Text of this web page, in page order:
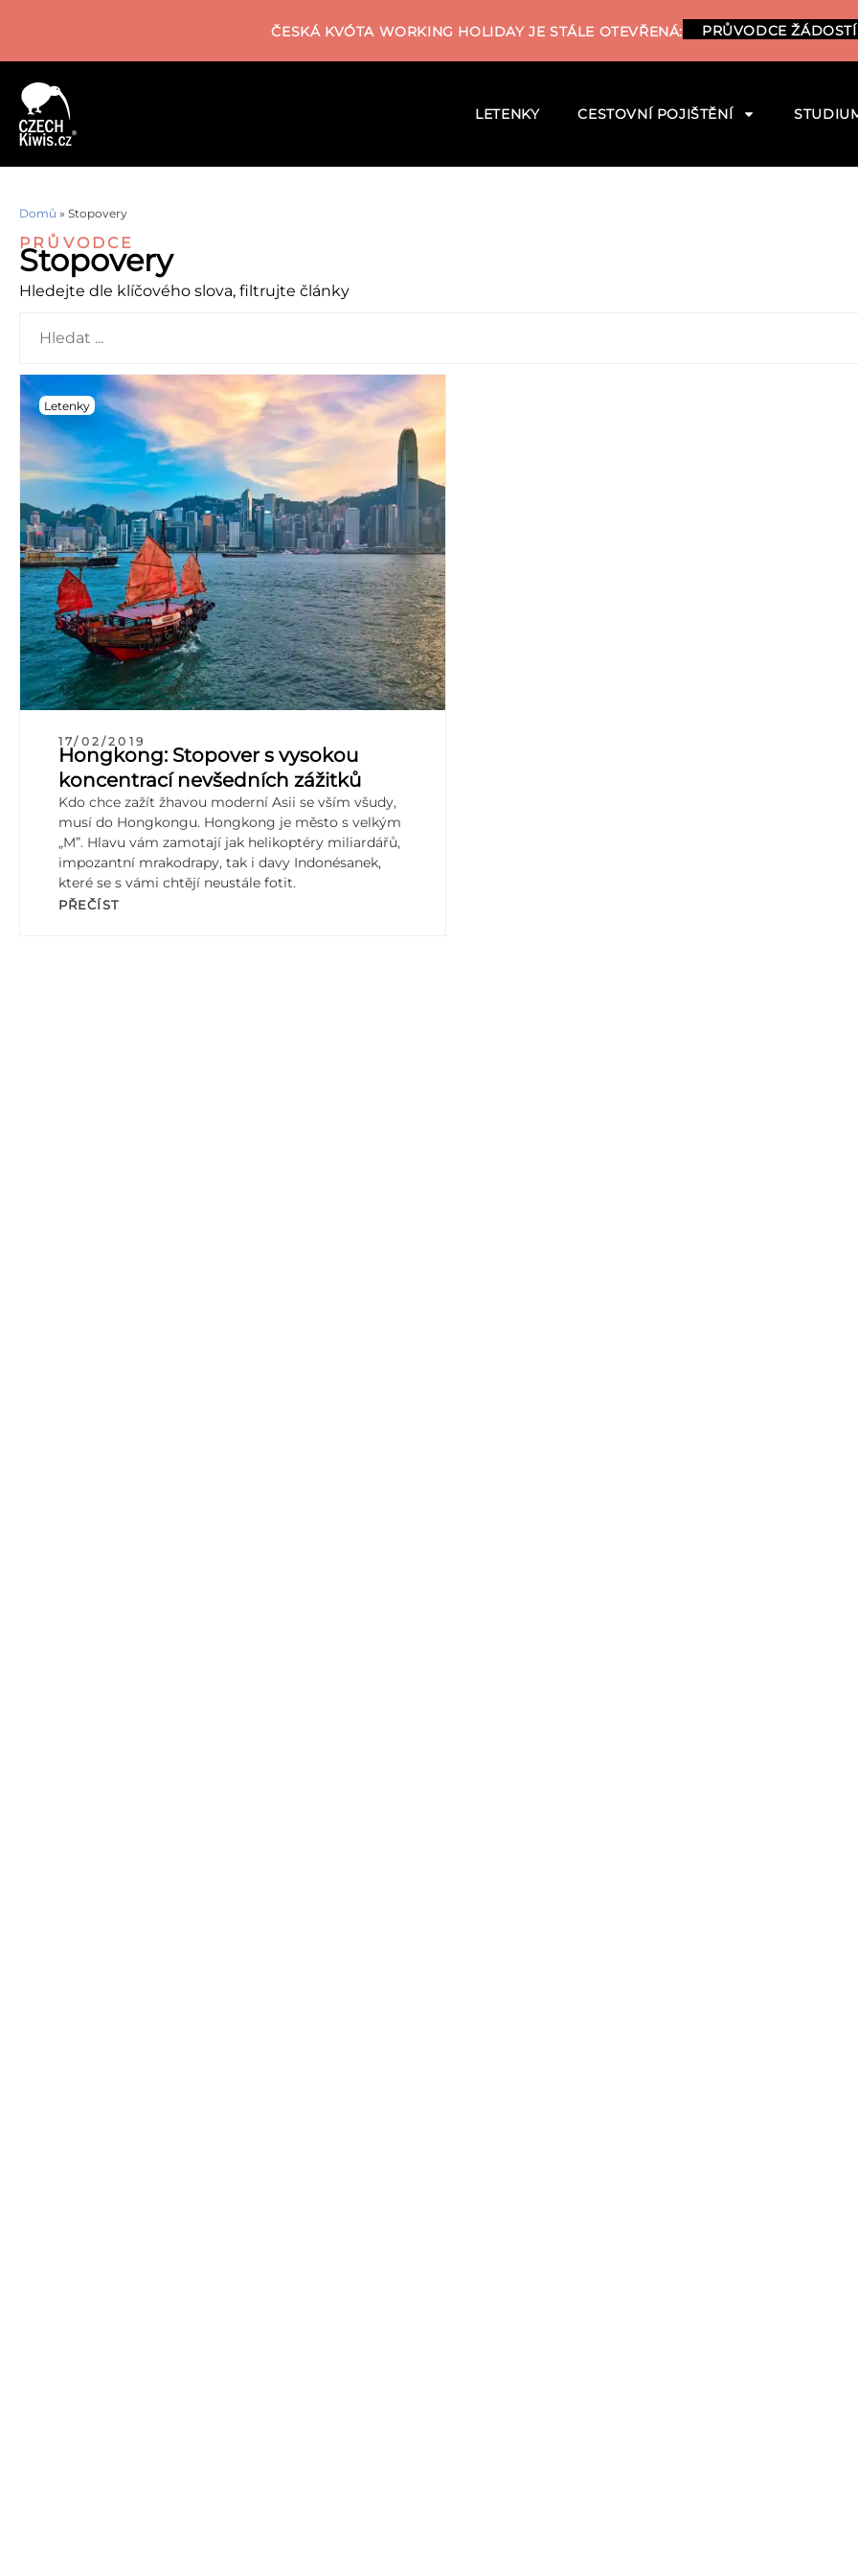
ČESKÁ KVÓTA WORKING HOLIDAY JE STÁLE OTEVŘENÁ: PRŮVODCE
LETENKY CESTOVNÍ POJIŠTĚNÍ
Domů » Stopovery
PRŮVODCE
Stopovery
Hledejte dle klíčového slova, filtrujte články
Letenky
17/02/2019
Hongkong: Stopover s vysokou
koncentrací nevšedních zážitků
Kdo chce zažít žhavou moderní Asii se vším všudy,
musí do Hongkongu. Hongkong je město s velkým
„M”. Hlavu vám zamotají jak helikoptéry miliardářů,
impozantní mrakodrapy, tak i davy Indonésanek,
které se s vámi chtějí neustále fotit.
PŘEČÍST